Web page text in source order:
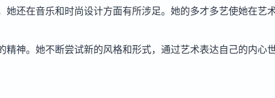
她还在音乐和时尚设计方面有所涉足。她的多才多艺使她在艺
神。她不断尝试新的风格和形式，通过艺术表达自己的内心